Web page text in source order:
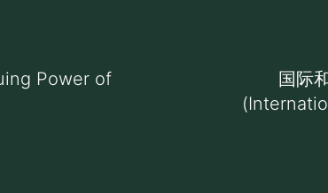
Power of
国际